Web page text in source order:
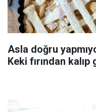
Asla doğru
Keki fırından